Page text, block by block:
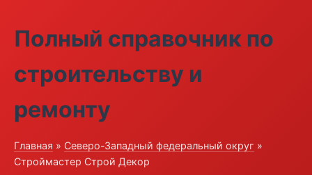
Полный справочник по
строительству и
ремонту
Главная » Северо-Западный федеральный округ »
Строймастер Строй Декор